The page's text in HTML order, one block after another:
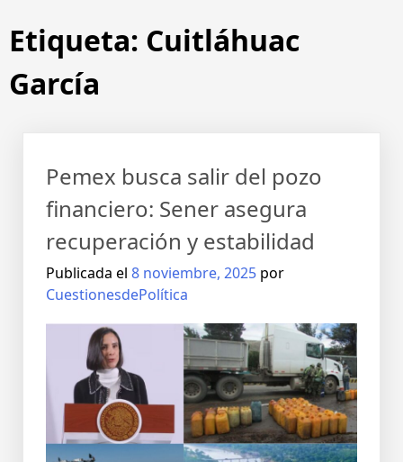
Etiqueta: Cuitláhuac
García
Pemex busca salir del pozo
financiero: Sener asegura
recuperación y estabilidad
Publicada el 8 noviembre, 2025 por
CuestionesdePolítica